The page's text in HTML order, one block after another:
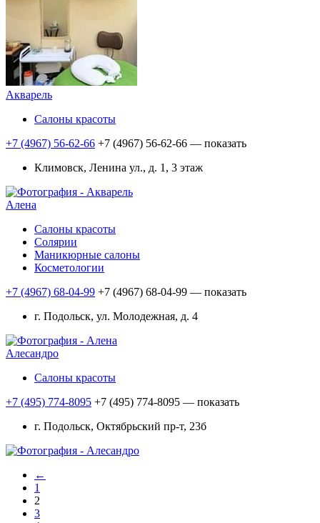
Акварель
Салоны красоты
+7 (4967) 56-62-66 +7 (4967) 56-62-66 — показать
Климовск, Ленина ул., д. 1, 3 этаж
Алена
Салоны красоты
Солярии
Маникюрные салоны
Косметологии
+7 (4967) 68-04-99 +7 (4967) 68-04-99 — показать
г. Подольск, ул. Молодежная, д. 4
Алесандро
Салоны красоты
+7 (495) 774-8095 +7 (495) 774-8095 — показать
г. Подольск, Октябрьский пр-т, 23б
←
1
2
3